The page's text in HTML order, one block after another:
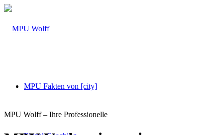
MPU Fakten von [city]
MPU Wolff – Ihre Professionelle